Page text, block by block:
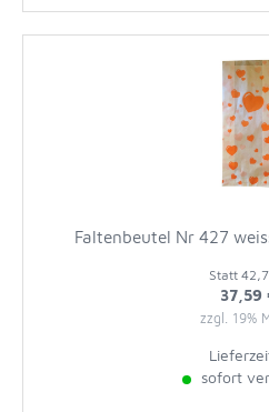
Faltenbeutel Nr 427
Statt
37,59
zzgl. 19%
sofort